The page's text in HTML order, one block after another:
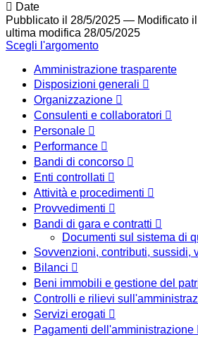
Date
Pubblicato il 28/5/2025 — Modificato
ultima modifica 28/05/2025
Scegli l'argomento
Amministrazione trasparente
Disposizioni generali
Organizzazione
Consulenti e collaboratori
Personale
Performance
Bandi di concorso
Enti controllati
Attività e procedimenti
Provvedimenti
Bandi di gara e contratti
Documenti sul sistema di
Sovvenzioni, contributi, sussidi,
Bilanci
Beni immobili e gestione del
Controlli e rilievi
Servizi erogati
Pagamenti dell'amministrazione